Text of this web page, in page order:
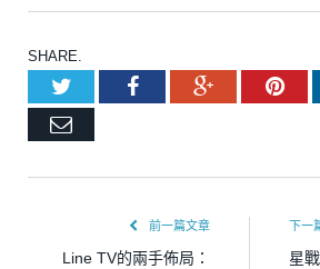
SHARE.
TwitterFacebookGoogle+
Email
前一篇文章
Line TV的兩手佈局：
下一
星